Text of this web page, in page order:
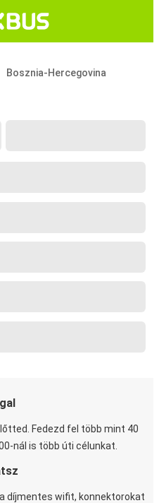
Bosznia-Hercegovina
Fedezd fel több mint 40
nál is több úti célunkat.
díjmentes wifit, konnektorokat